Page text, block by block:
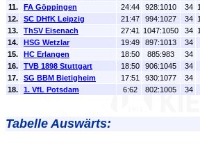
11.
FA Göppingen 24:44 928:1010 34
12.
SC DHfK Leipzig 21:47 994:1027 34
13.
ThSV Eisenach 27:41 1047:1050 34
14.
HSG Wetzlar 19:49 897:1013 34
15.
HC Erlangen 18:50 885:983 34
16.
TVB 1898 Stuttgart 18:50 906:1045 34
17.
SG BBM Bietigheim 17:51 930:1077 34
18.
1. VfL Potsdam 6:62 802:1005 34
Tabelle Auswärts: